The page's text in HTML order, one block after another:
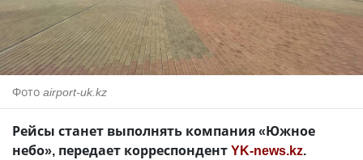
Фото airport-uk.kz
Рейсы станет выполнять компания «Южное
небо», передает корреспондентYK-news.kz.